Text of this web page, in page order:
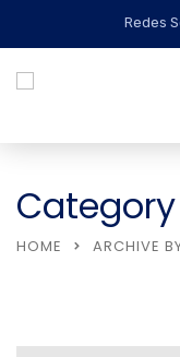
Redes
HOME ARCHIVE